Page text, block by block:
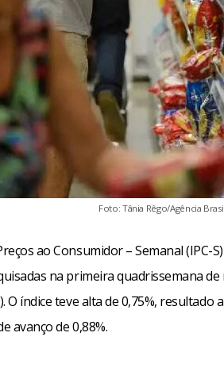
Foto: Tânia Rêgo/Agência Brasil
ao Consumidor – Semanal (IPC-
na primeira quadrissemana
O índice teve alta de 0,75%,
avanço de 0,88%.